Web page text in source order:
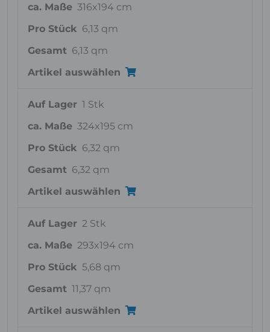
ca. Maße 316x194 cm
Pro Stück 6,13 qm
Gesamt 6,13 qm
Artikel auswählen
Auf Lager 1 Stk
ca. Maße 324x195 cm
Pro Stück 6,32 qm
Gesamt 6,32 qm
Artikel auswählen
Auf Lager 2 Stk
ca. Maße 293x194 cm
Pro Stück 5,68 qm
Gesamt 11,37 qm
Artikel auswählen